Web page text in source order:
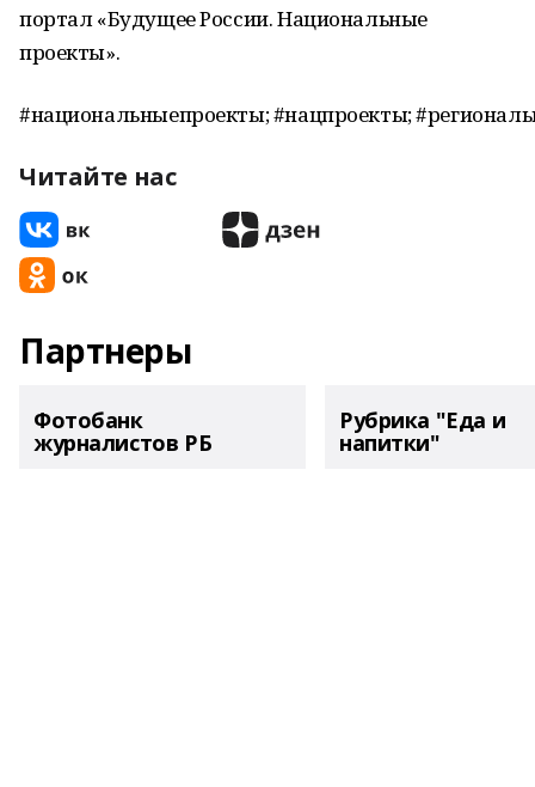
портал «Будущее России. Национальные
проекты».
#национальныепроекты; #нацпроекты;
Читайте нас
Партнеры
Фотобанк
журналистов РБ
Рубрика "Еда и
напитки"